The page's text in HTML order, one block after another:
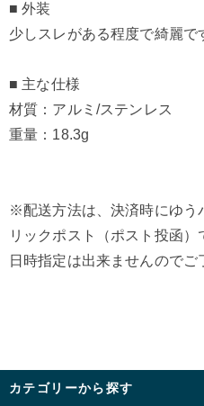
■ 外装
少しスレがある程度で綺麗で
■ 主な仕様
材質：アルミ/ステンレス
重量：18.3g
※配送方法は、決済時にゆう
リックポスト（ポスト投函）
日時指定は出来ませんのでご
カテゴリーから探す